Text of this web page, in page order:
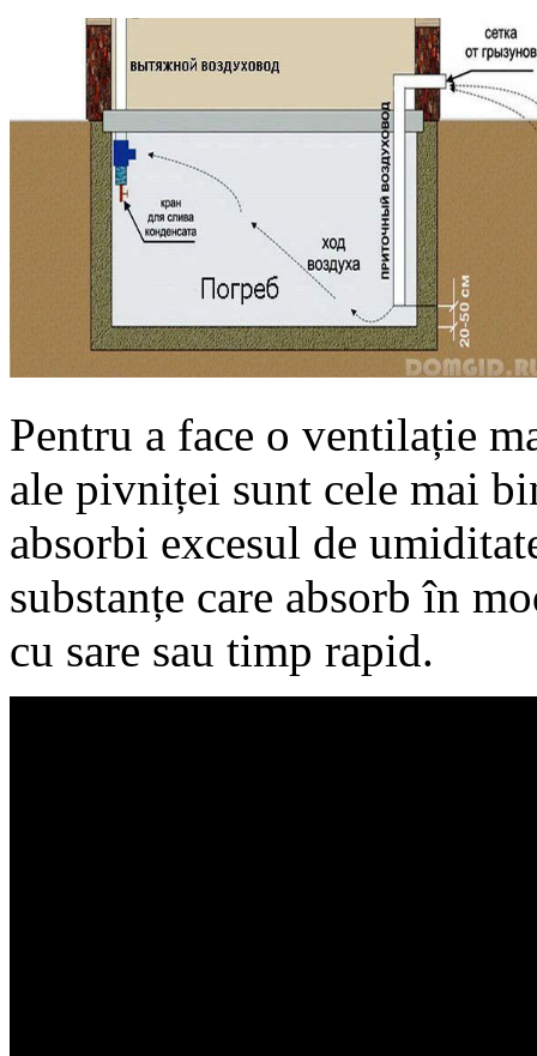
Pentru a face o ventilație
ale pivniței sunt cele mai
absorbi excesul de
substanțe care absorb în
cu sare sau timp rapid.